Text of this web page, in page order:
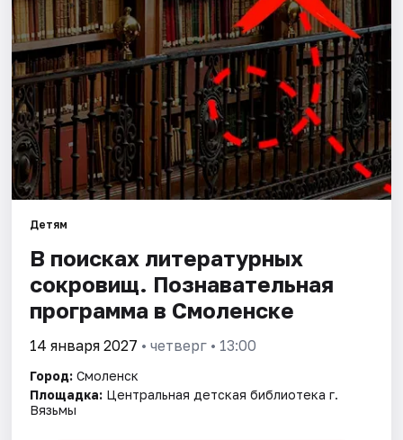
Детям
В поисках литературных
сокровищ. Познавательная
программа в Смоленске
14 января 2027 • четверг • 13:00
Город: Смоленск
Площадка: Центральная детская библиотека г.
Вязьмы